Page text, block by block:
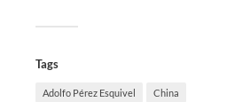
Tags
Adolfo Pérez Esquivel China